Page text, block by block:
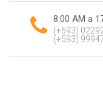
8:00 AM a
(+593)
(+593)